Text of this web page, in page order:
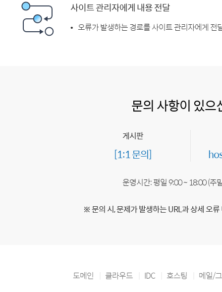
사이트 관리자에게 내용 전달
오류가 발생하는 경로를 사이트 관리자에게 전
문의 사항이 있으
게시판
[1:1 문의]
운영시간: 평일 9:00 ~ 18:00 (주
※ 문의 시, 문제가 발생하는 URL과 상세 오
도메인 클라우드 IDC 호스팅 메일/